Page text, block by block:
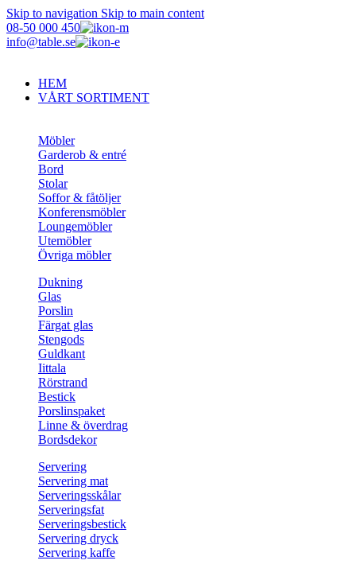
Skip to navigation Skip to main content
08-50 000 450
info@table.se
HEM
VÅRT SORTIMENT
Möbler
Garderob & entré
Bord
Stolar
Soffor & fåtöljer
Konferensmöbler
Loungemöbler
Utemöbler
Övriga möbler
Dukning
Glas
Porslin
Färgat glas
Stengods
Guldkant
Iittala
Rörstrand
Bestick
Porslinspaket
Linne & överdrag
Bordsdekor
Servering
Servering mat
Serveringsskålar
Serveringsfat
Serveringsbestick
Servering dryck
Servering kaffe